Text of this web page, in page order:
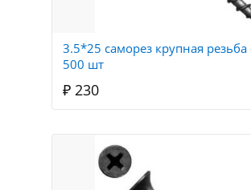
3.5*25 саморез крупная резьба
500 шт
₽ 230